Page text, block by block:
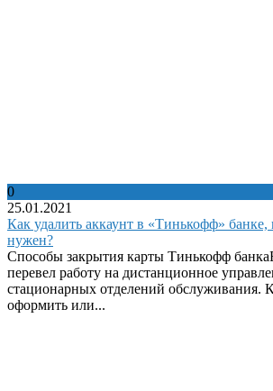
0
25.01.2021
Как удалить аккаунт в «Тинькофф»
нужен?
Способы закрытия карты Тинькофф
перевел работу на дистанционное
стационарных отделений обслуживания.
оформить или...